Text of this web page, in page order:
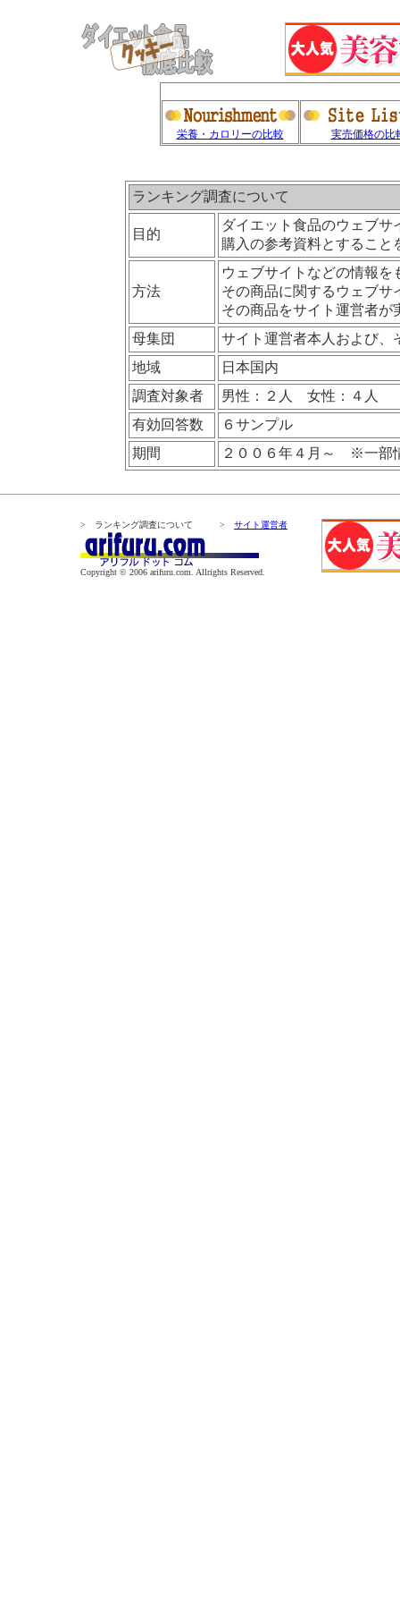
栄養・カロリーの比較 実売価格の比
ランキング調査について
目的
ダイエット食品のウェブ
購入の参考資料とすること
方法
ウェブサイトなどの情報を
その商品に関するウェブサ
その商品をサイト運営者が
母集団
サイト運営者本人および、
地域
日本国内
調査対象者
男性：２人 女性：４人
有効回答数
６サンプル
期間
２００６年４月～ ※一部
> ランキング調査について > サイト運営者
Copyright © 2006 arifuru.com. Allrights Reserved.